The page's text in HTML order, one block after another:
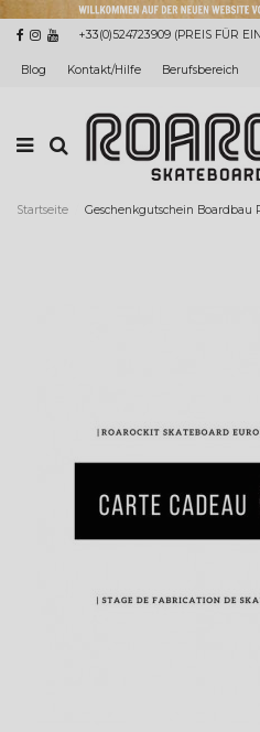
+33(0)524723909 (PREIS FÜR
Blog
Kontakt/Hilfe Berufsbereich
Startseite Geschenkgutschein Boardbau